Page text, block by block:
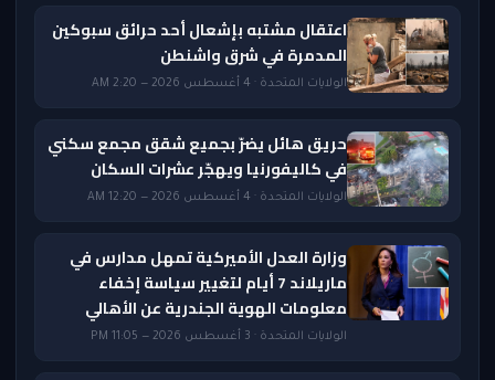
اعتقال مشتبه بإشعال أحد حرائق سبوكين
المدمرة في شرق واشنطن
الولايات المتحدة · 4 أغسطس 2026 — 2:20 AM
حريق هائل يضرّ بجميع شقق مجمع سكني
في كاليفورنيا ويهجّر عشرات السكان
الولايات المتحدة · 4 أغسطس 2026 — 12:20 AM
وزارة العدل الأميركية تمهل مدارس في
ماريلاند 7 أيام لتغيير سياسة إخفاء
معلومات الهوية الجندرية عن الأهالي
الولايات المتحدة · 3 أغسطس 2026 — 11:05 PM